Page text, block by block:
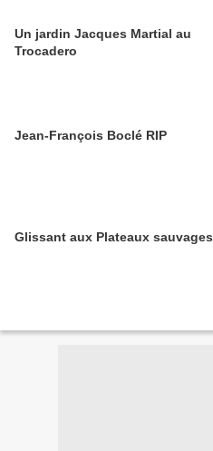
Un jardin Jacques Martial au
Trocadero
Jean-François Boclé RIP
Glissant aux Plateaux sauvages